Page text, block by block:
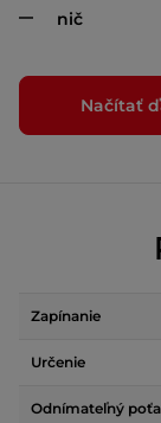
nič
Načítať
Zapínanie
Určenie
Odnímateľný